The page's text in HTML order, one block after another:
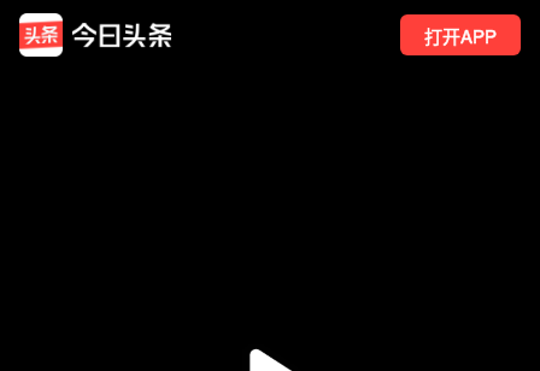
打开APP